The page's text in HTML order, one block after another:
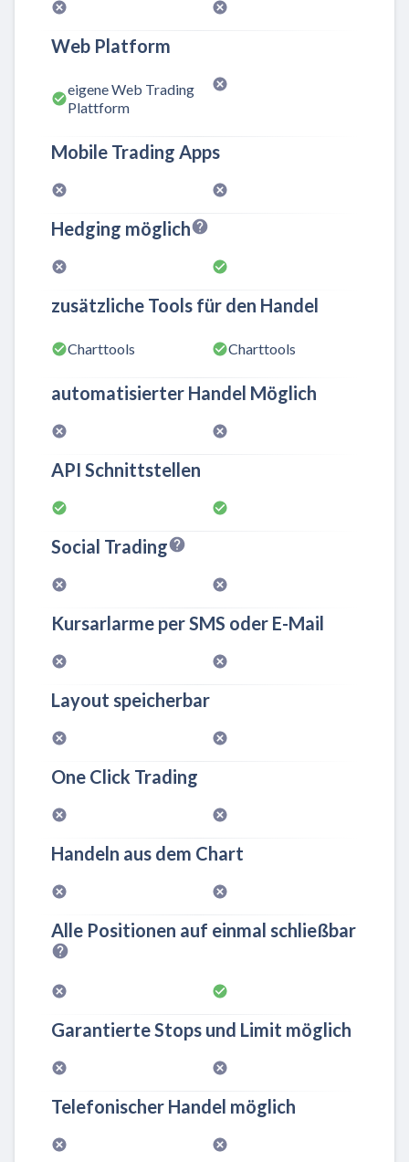
Web Platform
eigene Web Trading
Plattform
Mobile Trading Apps
Hedging möglich
zusätzliche Tools für den Handel
Charttools Charttools
automatisierter Handel Möglich
API Schnittstellen
Social Trading
Kursarlarme per SMS oder E-Mail
Layout speicherbar
One Click Trading
Handeln aus dem Chart
Alle Positionen auf einmal schließbar
Garantierte Stops und Limit möglich
Telefonischer Handel möglich